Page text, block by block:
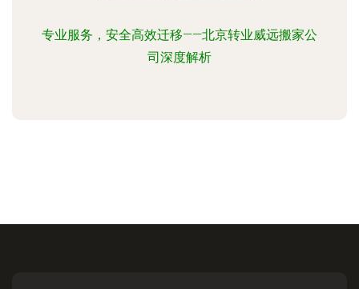
专业服务，安全高效迁移——北京转业威远搬家公
司深度解析